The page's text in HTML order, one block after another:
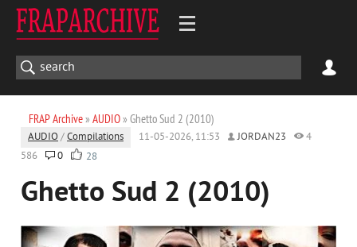
FRAP Archive» AUDIO» Ghetto Sud 2 (2010)
AUDIO /Compilations 11-05-2026, 11:53 JORDAN23
4
586
0 28
Ghetto Sud 2 (2010)